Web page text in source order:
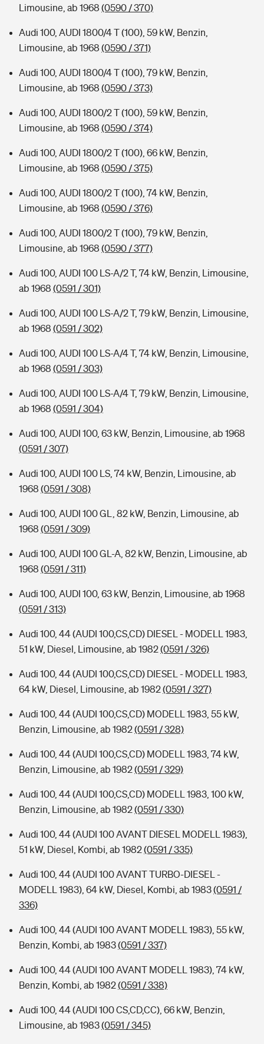
Limousine, ab 1968 (0590 / 370)
Audi 100, AUDI 1800/4 T (100), 59 kW, Benzin,
Limousine, ab 1968 (0590 / 371)
Audi 100, AUDI 1800/4 T (100), 79 kW, Benzin,
Limousine, ab 1968 (0590 / 373)
Audi 100, AUDI 1800/2 T (100), 59 kW, Benzin,
Limousine, ab 1968 (0590 / 374)
Audi 100, AUDI 1800/2 T (100), 66 kW, Benzin,
Limousine, ab 1968 (0590 / 375)
Audi 100, AUDI 1800/2 T (100), 74 kW, Benzin,
Limousine, ab 1968 (0590 / 376)
Audi 100, AUDI 1800/2 T (100), 79 kW, Benzin,
Limousine, ab 1968 (0590 / 377)
Audi 100, AUDI 100 LS-A/2 T, 74 kW, Benzin, Limousine,
ab 1968 (0591 / 301)
Audi 100, AUDI 100 LS-A/2 T, 79 kW, Benzin, Limousine,
ab 1968 (0591 / 302)
Audi 100, AUDI 100 LS-A/4 T, 74 kW, Benzin, Limousine,
ab 1968 (0591 / 303)
Audi 100, AUDI 100 LS-A/4 T, 79 kW, Benzin, Limousine,
ab 1968 (0591 / 304)
Audi 100, AUDI 100, 63 kW, Benzin, Limousine, ab 1968
(0591 / 307)
Audi 100, AUDI 100 LS, 74 kW, Benzin, Limousine, ab
1968 (0591 / 308)
Audi 100, AUDI 100 GL, 82 kW, Benzin, Limousine, ab
1968 (0591 / 309)
Audi 100, AUDI 100 GL-A, 82 kW, Benzin, Limousine, ab
1968 (0591 / 311)
Audi 100, AUDI 100, 63 kW, Benzin, Limousine, ab 1968
(0591 / 313)
Audi 100, 44 (AUDI 100,CS,CD) DIESEL - MODELL 1983,
51 kW, Diesel, Limousine, ab 1982(0591 / 326)
Audi 100, 44 (AUDI 100,CS,CD) DIESEL - MODELL 1983,
64 kW, Diesel, Limousine, ab 1982(0591 / 327)
Audi 100, 44 (AUDI 100,CS,CD) MODELL 1983, 55 kW,
Benzin, Limousine, ab 1982(0591 / 328)
Audi 100, 44 (AUDI 100,CS,CD) MODELL 1983, 74 kW,
Benzin, Limousine, ab 1982(0591 / 329)
Audi 100, 44 (AUDI 100,CS,CD) MODELL 1983, 100 kW,
Benzin, Limousine, ab 1982(0591 / 330)
Audi 100, 44 (AUDI 100 AVANT DIESEL MODELL 1983),
51 kW, Diesel, Kombi, ab 1982(0591 / 335)
Audi 100, 44 (AUDI 100 AVANT TURBO-DIESEL -
MODELL 1983), 64 kW, Diesel, Kombi, ab 1983(0591 /
336)
Audi 100, 44 (AUDI 100 AVANT MODELL 1983), 55 kW,
Benzin, Kombi, ab 1983(0591 / 337)
Audi 100, 44 (AUDI 100 AVANT MODELL 1983), 74 kW,
Benzin, Kombi, ab 1982(0591 / 338)
Audi 100, 44 (AUDI 100 CS,CD,CC), 66 kW, Benzin,
Limousine, ab 1983(0591 / 345)